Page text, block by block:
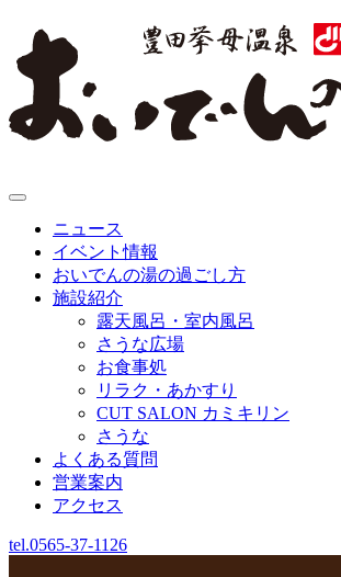
ニュース
イベント情報
おいでんの湯の過ごし方
施設紹介
露天風呂・室内風呂
さうな広場
お食事処
リラク・あかすり
CUT SALON カミキリン
さうな
よくある質問
営業案内
アクセス
tel.0565-37-1126